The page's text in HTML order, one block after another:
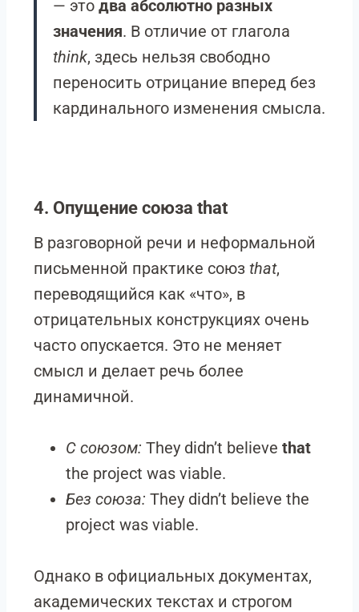
— это два абсолютно разных
значения. В отличие от глагола
think, здесь нельзя свободно
переносить отрицание вперед без
кардинального изменения смысла.
4. Опущение союза that
В разговорной речи и неформальной
письменной практике союз that,
переводящийся как «что», в
отрицательных конструкциях очень
часто опускается. Это не меняет
смысл и делает речь более
динамичной.
С союзом: They didn’t believe that
the project was viable.
Без союза: They didn’t believe the
project was viable.
Однако в официальных документах,
академических текстах и строгом